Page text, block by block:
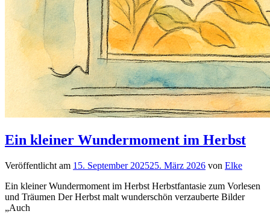
Ein kleiner Wundermoment im Herbst
Veröffentlicht am 15. September 202525. März 2026 von Elke
Ein kleiner Wundermoment im Herbst Herbstfantasie zum Vorlesen
und Träumen Der Herbst malt wunderschön verzauberte Bilder
„Auch